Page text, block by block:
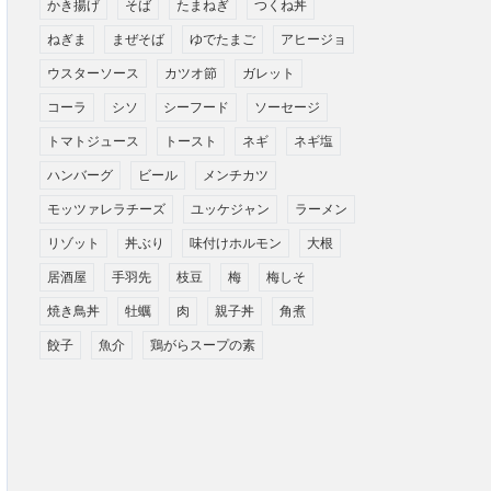
かき揚げ そば たまねぎ つくね丼
ねぎま まぜそば ゆでたまご アヒージョ
ウスターソース カツオ節 ガレット
コーラ シソ シーフード ソーセージ
トマトジュース トースト ネギ ネギ塩
ハンバーグ ビール メンチカツ
モッツァレラチーズ ユッケジャン ラーメン
リゾット 丼ぶり 味付けホルモン 大根
居酒屋 手羽先 枝豆 梅 梅しそ
焼き鳥丼 牡蠣 肉 親子丼 角煮
餃子 魚介 鶏がらスープの素